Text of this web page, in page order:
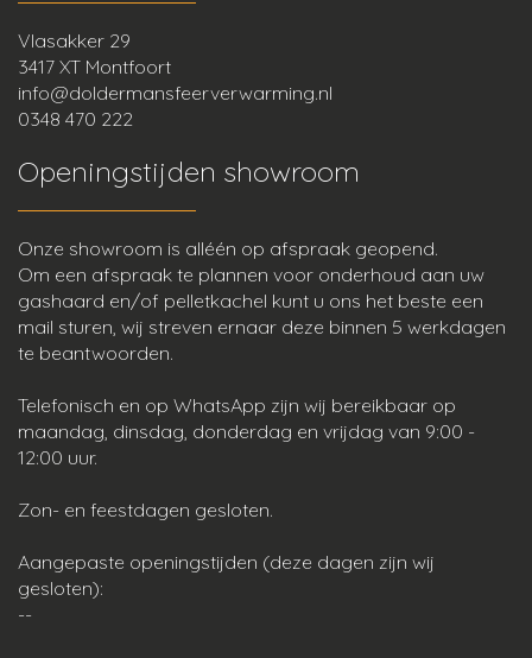
Vlasakker 29
3417 XT Montfoort
info@doldermansfeerverwarming.nl
0348 470 222
Openingstijden showroom
Onze showroom is alléén op afspraak geopend.
Om een afspraak te plannen voor onderhoud aan uw
gashaard en/of pelletkachel kunt u ons het beste een
mail sturen, wij streven ernaar deze binnen 5 werkdagen
te beantwoorden.
Telefonisch en op WhatsApp zijn wij bereikbaar op
maandag, dinsdag, donderdag en vrijdag van 9:00 -
12:00 uur.
Zon- en feestdagen gesloten.
Aangepaste openingstijden (deze dagen zijn wij
gesloten):
--